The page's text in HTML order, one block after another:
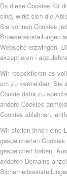
Da diese Cookies für
sind, wirkt sich die
Sie können Cookies
Browsereinstellungen
Webseite erzwingen.
akzeptieren /
Wir respektieren es
um zu vermeiden, Sie
Cookie dafür zu
andere Cookies
Cookies ablehnen,
Wir stellen Ihnen eine
gespeicherten
gespeichert haben.
anderen Domains